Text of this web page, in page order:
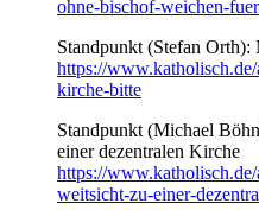
ohne-bischof-weichen-
Standpunkt (Stefan
https://
kirche-bitte
Standpunkt (Michael
einer dezentralen Kirche
https://
weitsicht-zu-einer-